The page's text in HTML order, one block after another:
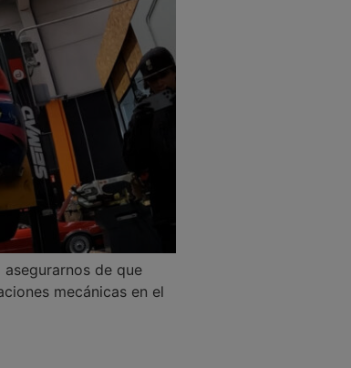
de que
mecánicas en el